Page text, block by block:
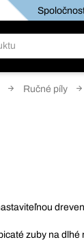
Spoločnosť
Ručné píly
zuby na dlhé